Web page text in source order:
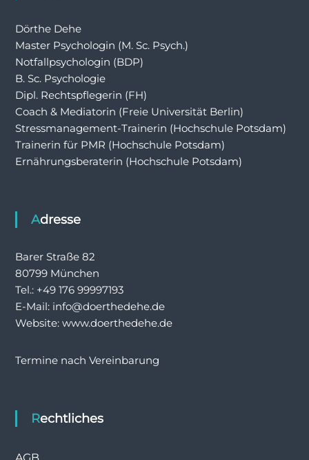
Dörthe Dehe
Master Psychologin (M. Sc. Psych.)
Notfallpsychologin (BDP)
B. Sc. Psychologie
Dipl. Rechtspflegerin (FH)
Coach & Mediatorin (Freie Universität Berlin)
Stressmanagement-Trainerin (Hochschule Potsdam)
Trainerin für PMR (Hochschule Potsdam)
Ernährungsberaterin (Hochschule Potsdam)
Adresse
Barer Straße 82
80799 München
Tel.: +49 176 99997193
E-Mail: info@doerthedehe.de
Website: www.doerthedehe.de
Termine nach Vereinbarung
Rechtliches